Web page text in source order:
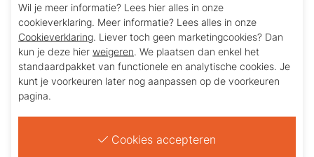
zelfvertrouwen en hoop. De Salesianen dragen
zorg voor de accommodatie, gezonde voeding en
intellectuele begeleiding. Ook de sociale
begeleiding in de vorm van persoonlijke aandacht
voor de emotionele ontwikkeling.
een goede band tussen de gezinnen en het
Wil je meer informatie? Lees hier alles in onze
cookieverklaring. Meer informatie? Lees alles in onze
Cookieverklaring . Liever toch geen marketingcookies? Dan
kun je deze hier weigeren . We plaatsen dan enkel het
standaardpakket van functionele en analytische cookies. Je
kunt je voorkeuren later nog aanpassen op de voorkeuren
pagina.
Cookies accepteren